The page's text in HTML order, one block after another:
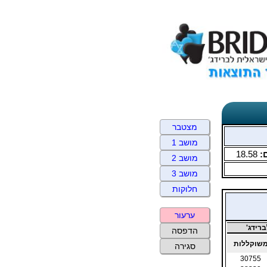
18.58
משוקללות
30755
מצטבר
מושב 1
מושב 2
מושב 3
חלוקות
ערעור
הדפסה
סגירה